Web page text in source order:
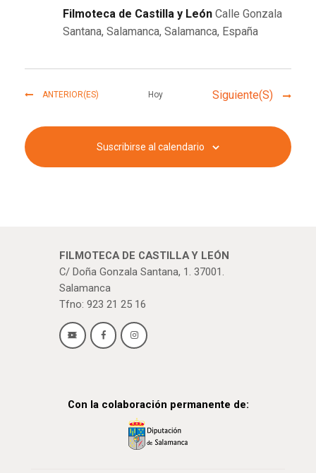
Filmoteca de Castilla y León Calle Gonzala
Santana, Salamanca, Salamanca, España
EVENTOS
ANTERIOR(ES) Hoy Eventos
Siguiente(s)
Suscribirse al calendario
FILMOTECA DE CASTILLA Y LEÓN
C/ Doña Gonzala Santana, 1. 37001.
Salamanca
Tfno: 923 21 25 16
Con la colaboración permanente de: